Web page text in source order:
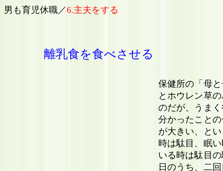
男も育児休職／6.主夫をする
離乳食を食べさせる
保健所の「母
とホウレン草
のだが、うま
分かったこと
が大きい、と
時は駄目、眠
いる時は駄目
日のうち、二